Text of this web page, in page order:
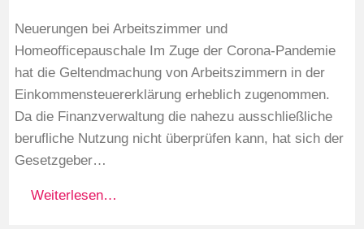
Neuerungen bei Arbeitszimmer und
Homeofficepauschale Im Zuge der Corona-Pandemie
hat die Geltendmachung von Arbeitszimmern in der
Einkommensteuererklärung erheblich zugenommen.
Da die Finanzverwaltung die nahezu ausschließliche
berufliche Nutzung nicht überprüfen kann, hat sich der
Gesetzgeber…
Weiterlesen…